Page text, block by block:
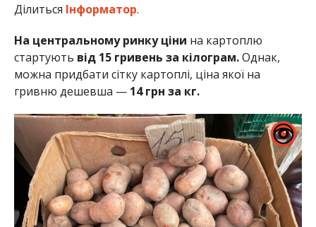
Ділиться Інформатор.
На центральному ринку ціни на картоплю
стартують від 15 гривень за кілограм.Однак,
можна придбати сітку картоплі, ціна якої на
гривню дешевша — 14 грн за кг.